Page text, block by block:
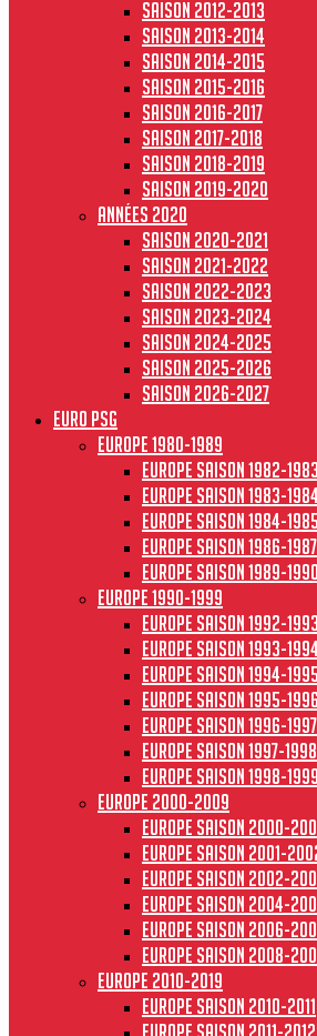
Saison 2012-2013
Saison 2013-2014
Saison 2014-2015
Saison 2015-2016
Saison 2016-2017
Saison 2017-2018
Saison 2018-2019
Saison 2019-2020
Années 2020
Saison 2020-2021
Saison 2021-2022
Saison 2022-2023
Saison 2023-2024
Saison 2024-2025
Saison 2025-2026
Saison 2026-2027
Euro PSG
Europe 1980-1989
Europe saison 1982-1983
Europe Saison 1983-1984
Europe saison 1984-1985
Europe saison 1986-1987
Europe saison 1989-1990
Europe 1990-1999
Europe saison 1992-1993
Europe saison 1993-1994
Europe saison 1994-1995
Europe saison 1995-1996
Europe saison 1996-1997
Europe Saison 1997-1998
Europe saison 1998-1999
Europe 2000-2009
Europe saison 2000-
Europe saison 2001-
Europe saison 2002-
Europe saison 2004-
Europe saison 2006-
Europe saison 2008-
Europe 2010-2019
Europe saison 2010-2011